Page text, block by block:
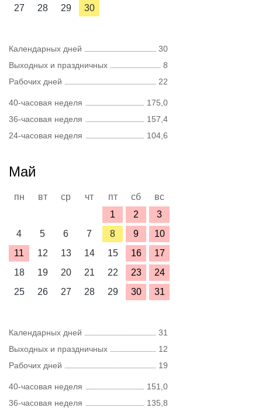
27
28 29 30
Календарных дней
30
Выходных и праздничных
8
Рабочих дней
22
40-часовая неделя
175,0
36-часовая неделя
157,4
24-часовая неделя
104,6
Май
пн вт ср чт пт сб
вс
1
2
3
4
5 6 7 8 9
10
11
12 13 14 15 16
17
18
19 20 21 22 23
24
25
26 27 28 29 30 31
Календарных дней
31
Выходных и праздничных
12
Рабочих дней
19
40-часовая неделя
151,0
36-часовая неделя
135,8